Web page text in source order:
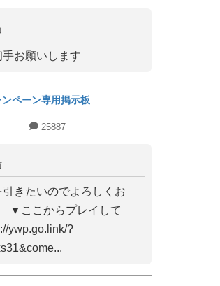
お願いします
ペーン専用掲示板
25887
きたいのでよろしくお
▼ここからプレイして
ywp.go.link/?